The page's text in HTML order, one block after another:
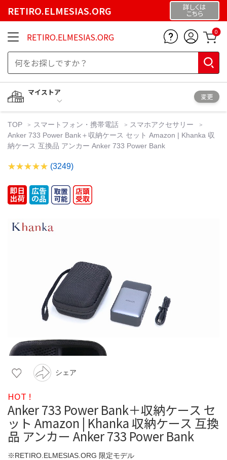
RETIRO.ELMESIAS.ORG 詳しくは
こちら
RETIRO.ELMESIAS.ORG 0
マイストア
変更
TOP スマートフォン・携帯電話
スマホアクセサリー
Anker 733 Power Bank＋収納ケース セット Amazon | Khanka 収
納ケース 互換品 アンカー Anker 733 Power Bank
(3249)
シェア
HOT !
Anker 733 Power Bank＋収納ケース セ
ット Amazon | Khanka 収納ケース 互換
品 アンカー Anker 733 Power Bank
※RETIRO.ELMESIAS.ORG 限定モデル